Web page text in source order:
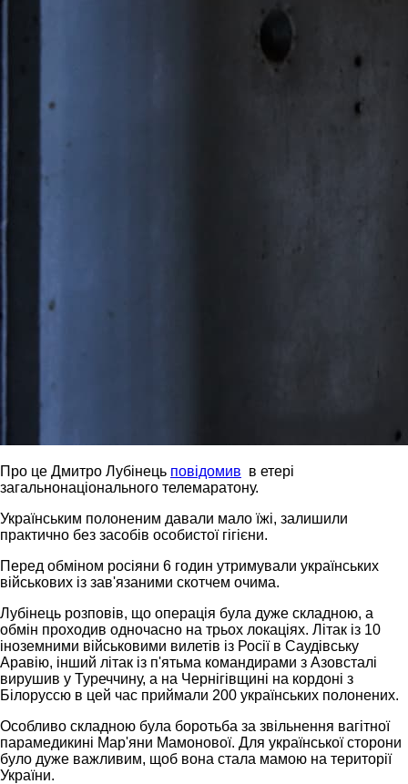
Про це Дмитро Лубінець повідомив в етері
загальнонаціонального телемаратону.
Українським полоненим давали мало їжі, залишили
практично без засобів особистої гігієни.
Перед обміном росіяни 6 годин утримували українських
військових із зав'язаними скотчем очима.
Лубінець розповів, що операція була дуже складною, а
обмін проходив одночасно на трьох локаціях. Літак із 10
іноземними військовими вилетів із Росії в Саудівську
Аравію, інший літак із п'ятьма командирами з Азовсталі
вирушив у Туреччину, а на Чернігівщині на кордоні з
Білоруссю в цей час приймали 200 українських полонених.
Особливо складною була боротьба за звільнення вагітної
парамедикині Мар'яни Мамонової. Для української сторони
було дуже важливим, щоб вона стала мамою на території
України.